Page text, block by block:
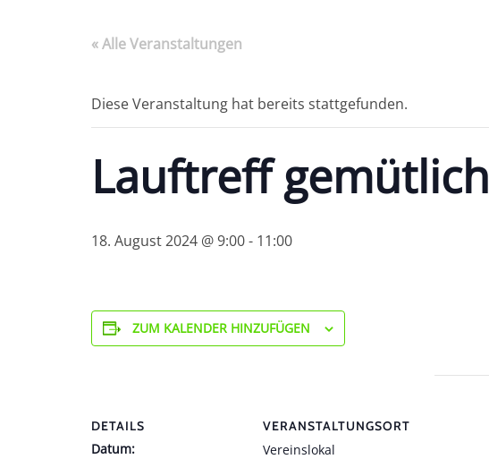
« Alle Veranstaltungen
Diese Veranstaltung hat bereits stattgefunden.
Lauftreff gemütlich
18. August 2024 @ 9:00- 11:00
ZUM KALENDER HINZUFÜGEN
DETAILS
Datum:
VERANSTALTUNGSORT
Vereinslokal